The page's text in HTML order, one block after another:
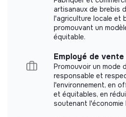
artisanaux de brebis
l'agriculture locale et
promouvant un
équitable.
Employé de
Promouvoir un mode
responsable et
l'environnement, en
et équitables, en
soutenant l'économie